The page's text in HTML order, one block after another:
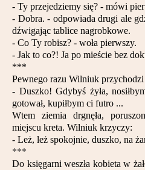
- Ty przejedziemy się? - mówi
- Dobra. - odpowiada drugi ale
dźwigając tablice nagrobkowe.
- Co Ty robisz? - woła pierwszy.
- Jak to co?! Ja po mieście bez
***
Pewnego razu Wilniuk
- Duszko! Gdybyś żyła,
gotował, kupiłbym ci futro ...
Wtem ziemia drgnęła,
miejscu kreta. Wilniuk krzyczy:
- Leż, leż spokojnie, duszko, na
***
Do księgarni weszła kobieta w